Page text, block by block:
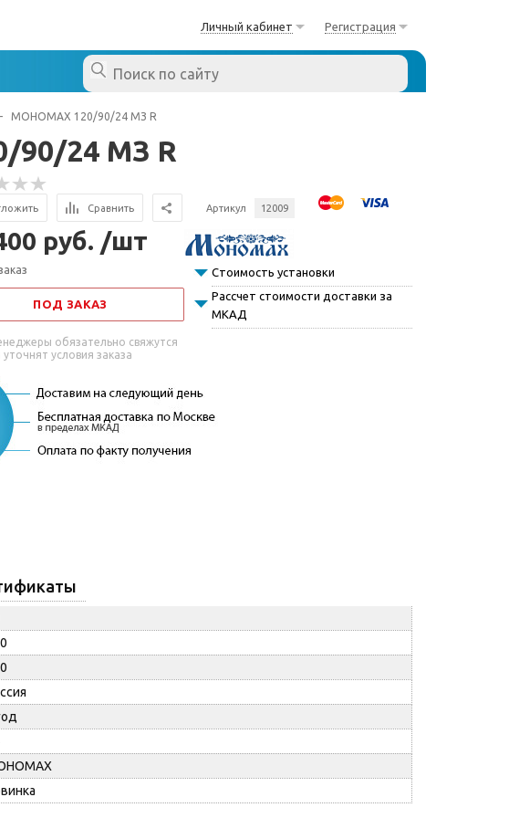
Личный кабинет Регистрация
- МОНОМАХ 120/90/24 МЗ R
24 МЗ R
Сравнить Артикул 12009
руб. /шт
ПОД ЗАКАЗ
обязательно свяжутся
уточнят условия заказа
Стоимость установки
Рассчет стоимости доставки за
МКАД